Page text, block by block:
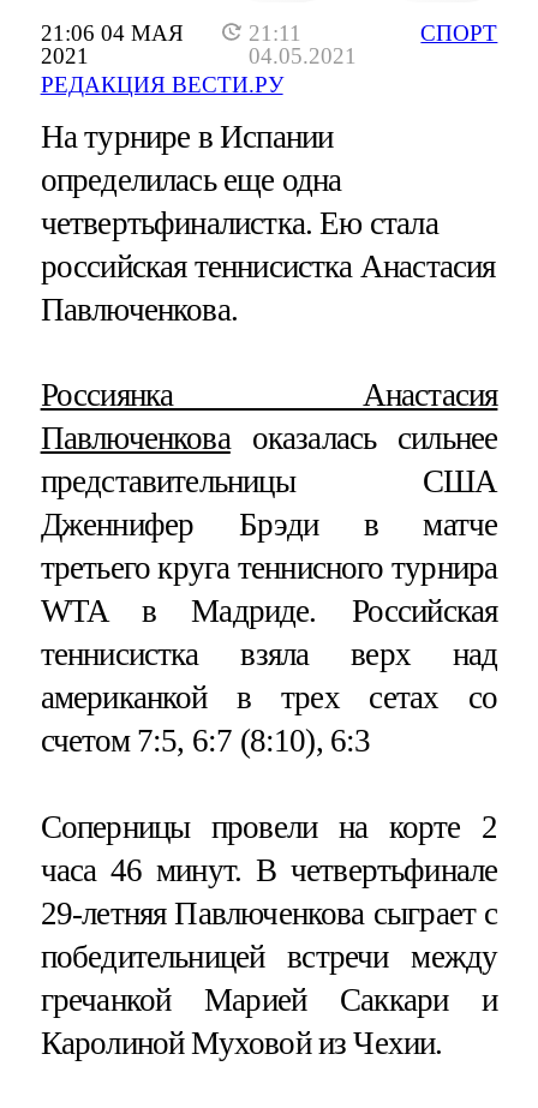
21:06 04 МАЯ
2021
21:11
04.05.2021
РЕДАКЦИЯ ВЕСТИ.РУ
СПОРТ
На турнире в Испании
определилась еще одна
четвертьфиналистка. Ею стала
российская теннисистка Анастасия
Павлюченкова.
Россиянка Анастасия
Павлюченковаоказалась сильнее
представительницы США
Дженнифер Брэди в матче
третьего круга теннисного турнира
WTA в Мадриде. Российская
теннисистка взяла верх над
американкой в трех сетах со
счетом 7:5, 6:7 (8:10), 6:3
Соперницы провели на корте 2
часа 46 минут. В четвертьфинале
29-летняя Павлюченкова сыграет с
победительницей встречи между
гречанкой Марией Саккари и
Каролиной Муховой из Чехии.